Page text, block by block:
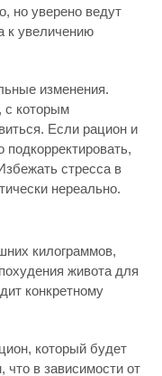
но уверено ведут
к увеличению
изменения.
с которым
Если рацион и
стресса в
нереально.
килограммов,
живота для
конкретному
который будет
в зависимости от